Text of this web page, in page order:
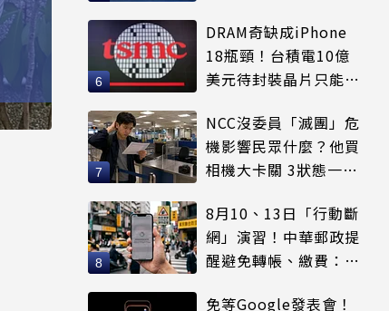
DRAM奇缺成iPhone
18瓶頸！台積電10億
美元待封裝晶片只能枯
NCC沒委員「滅團」危
機影響民眾什麼？他買
相機大卡關 3狀態一同
8月10、13日「行動斷
網」演習！中華郵政提
醒避免轉帳、繳費：務
免等Google發表會！